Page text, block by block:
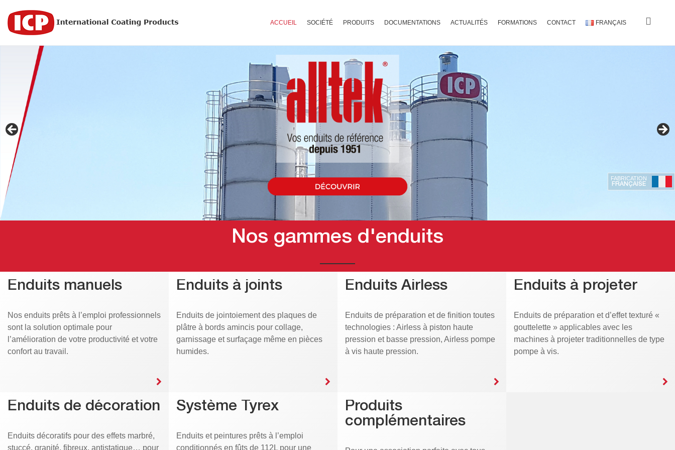
ACCUEIL SOCIÉTÉ PRODUITS DOCUMENTATIONS ACTUALITÉS FORMATIONS CONTACT FRANÇAIS
FABRICATION
FRANÇAISE
Nos gammes d'enduits
Enduits manuels
Nos enduits prêts à l’emploi professionnels
sont la solution optimale pour
l’amélioration de votre productivité et votre
confort au travail.
Enduits à joints
Enduits de jointoiement des plaques de
plâtre à bords amincis pour collage,
garnissage et surfaçage même en pièces
humides.
Enduits Airless
Enduits de préparation et de finition toutes
technologies : Airless à piston haute
pression et basse pression, Airless pompe
à vis haute pression.
Enduits à projeter
Enduits de préparation et d’effet texturé «
gouttelette » applicables avec les
machines à projeter traditionnelles de type
pompe à vis.
Enduits de décoration
Enduits décoratifs pour des effets marbré,
stuccé, granité, fibreux, antistatique… pour
Système Tyrex
Enduits et peintures prêts à l’emploi
conditionnés en fûts de 112L pour une
Produits
complémentaires